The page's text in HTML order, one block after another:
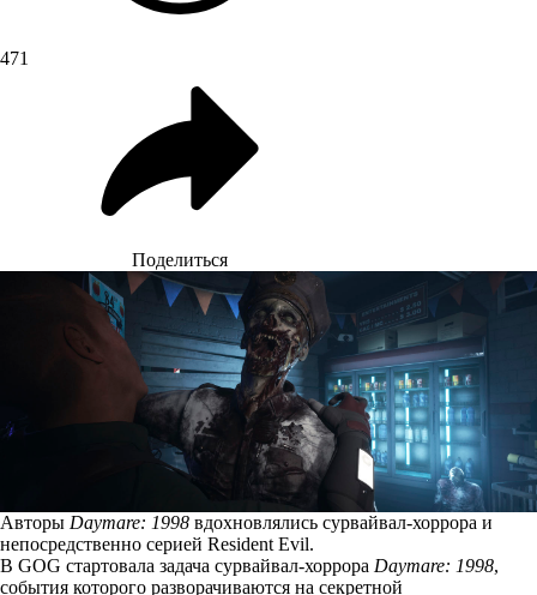
471
Поделиться
Авторы Daymare: 1998 вдохновлялись сурвайвал-хоррора и
непосредственно серией Resident Evil.
В GOG стартовала задача сурвайвал-хоррора Daymare: 1998,
события которого разворачиваются на секретной